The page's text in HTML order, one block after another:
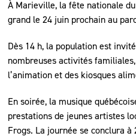
À Marieville, la fête nationale
grand le 24 juin prochain au
Dès 14 h, la population est
nombreuses activités
l’animation et des kiosques
En soirée, la musique
prestations de jeunes artistes
Frogs. La journée se conclura à